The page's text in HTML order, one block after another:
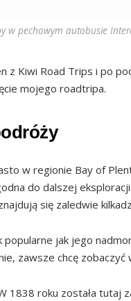
w pechowym autobusie
z Kiwi Road Trips i po
mojego roadtripa.
w regionie Bay of
do dalszej
się zaledwie
jak jego
zawsze chcę zobaczyć
1838 roku została tutaj